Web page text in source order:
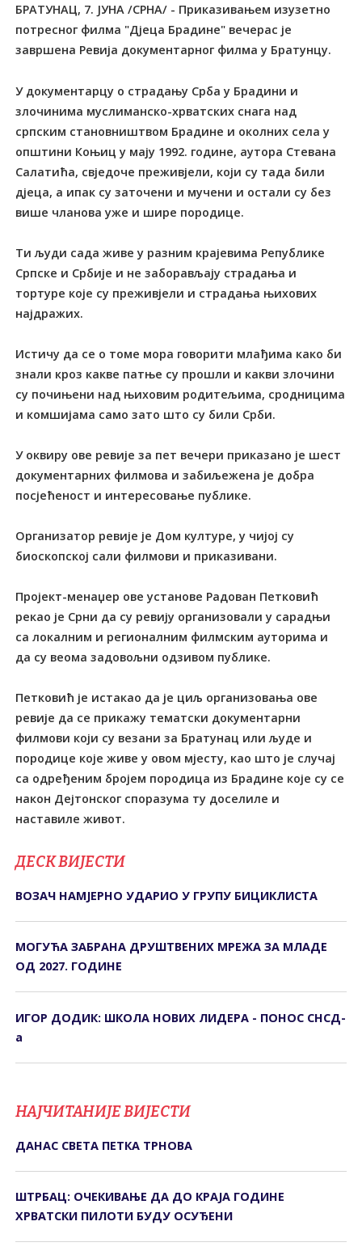
БРАТУНАЦ, 7. ЈУНА /СРНА/ - Приказивањем изузетно
потресног филма "Дјеца Брадине" вечерас је
завршена Ревија документарног филма у Братунцу.
У документарцу о страдању Срба у Брадини и
злочинима муслиманско-хрватских снага над
српским становништвом Брадине и околних села у
општини Коњиц у мају 1992. године, аутора Стевана
Салатића, свједоче преживјели, који су тада били
дјеца, а ипак су заточени и мучени и остали су без
више чланова уже и шире породице.
Ти људи сада живе у разним крајевима Републике
Српске и Србије и не заборављају страдања и
тортуре које су преживјели и страдања њихових
најдражих.
Истичу да се о томе мора говорити млађима како би
знали кроз какве патње су прошли и какви злочини
су почињени над њиховим родитељима, сродницима
и комшијама само зато што су били Срби.
У оквиру ове ревије за пет вечери приказано је шест
документарних филмова и забиљежена је добра
посјећеност и интересовање публике.
Организатор ревије је Дом културе, у чијој су
биоскопској сали филмови и приказивани.
Пројект-менаџер ове установе Радован Петковић
рекао је Срни да су ревију организовали у сарадњи
са локалним и регионалним филмским ауторима и
да су веома задовољни одзивом публике.
Петковић је истакао да је циљ организовања ове
ревије да се прикажу тематски документарни
филмови који су везани за Братунац или људе и
породице које живе у овом мјесту, као што је случај
са одређеним бројем породица из Брадине које су се
након Дејтонског споразума ту доселиле и
наставиле живот.
ДЕСК ВИЈЕСТИ
ВОЗАЧ НАМЈЕРНО УДАРИО У ГРУПУ БИЦИКЛИСТА
МОГУЋА ЗАБРАНА ДРУШТВЕНИХ МРЕЖА ЗА МЛАДЕ
ОД 2027. ГОДИНЕ
ИГОР ДОДИК: ШКОЛА НОВИХ ЛИДЕРА - ПОНОС СНСД-
а
НАЈЧИТАНИЈЕ ВИЈЕСТИ
ДАНАС СВЕТА ПЕТКА ТРНОВА
ШТРБАЦ: ОЧЕКИВАЊЕ ДА ДО КРАЈА ГОДИНЕ
ХРВАТСКИ ПИЛОТИ БУДУ ОСУЂЕНИ